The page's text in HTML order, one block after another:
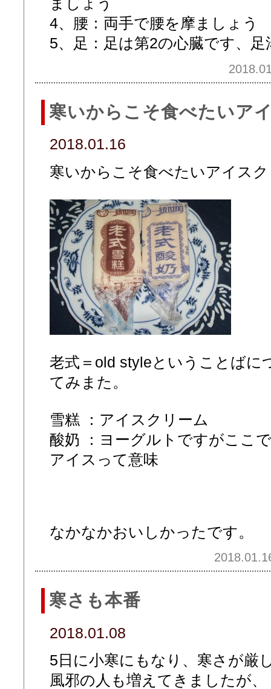
4、腰：両手で腰を摩ましょう
5、足：足は第2の心臓です、
寒いからこそ食べたいア
2018.01.16
寒いからこそ食べたいアイス
老式＝old styleということばに
てみまた。
雪糕 ：アイスクリーム
酸奶 ：ヨーグルトですがここ
アイスって意味
なかなかおいしかったです。
寒さも本番
2018.01.08
5日に小寒にもなり、寒さが厳
風邪の人も増えてきましたが、